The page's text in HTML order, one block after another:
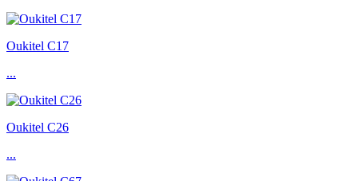
Oukitel C17
...
Oukitel C26
...